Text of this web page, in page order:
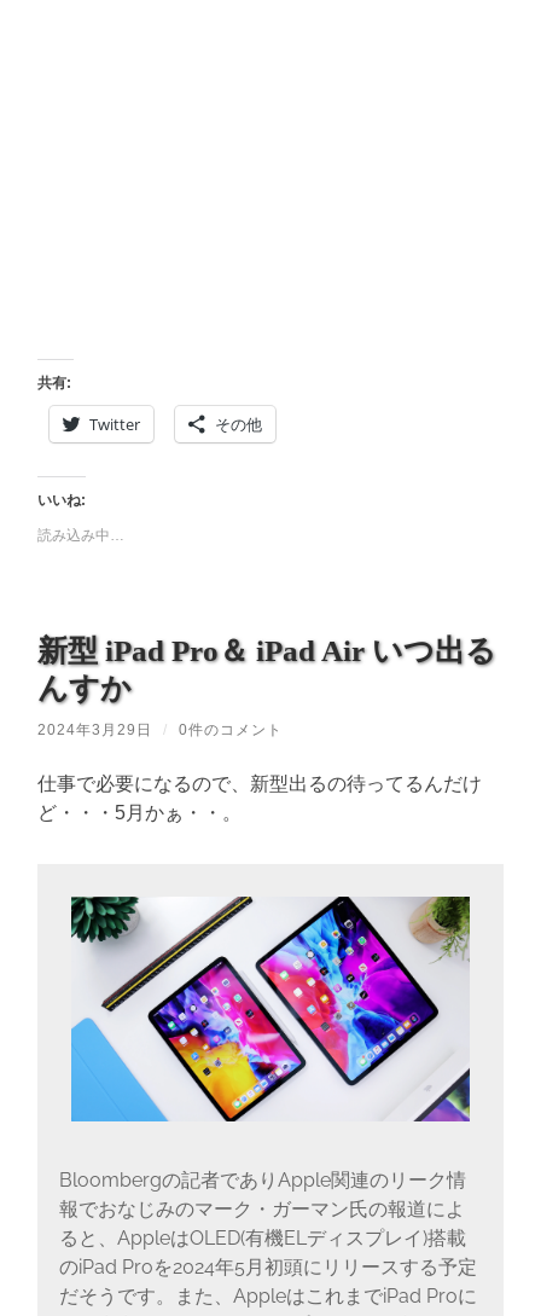
共有:
Twitter その他
いいね:
読み込み中…
新型 iPad Pro＆ iPad Air いつ出る
んすか
2024年3月29日 / 0件のコメント
仕事で必要になるので、新型出るの待ってるんだけ
ど・・・5月かぁ・・。
Bloombergの記者でありApple関連のリーク情
報でおなじみのマーク・ガーマン氏の報道によ
ると、AppleはOLED(有機ELディスプレイ)搭載
のiPad Proを2024年5月初頭にリリースする予定
だそうです。また、AppleはこれまでiPad Proに